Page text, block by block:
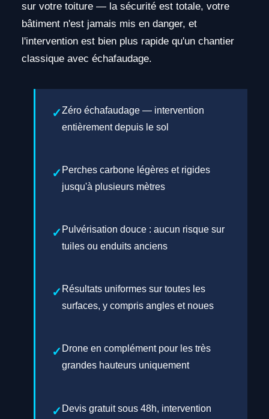
sur votre toiture — la sécurité est totale, votre
bâtiment n'est jamais mis en danger, et
l'intervention est bien plus rapide qu'un chantier
classique avec échafaudage.
Zéro échafaudage — intervention
entièrement depuis le sol
Perches carbone légères et rigides
jusqu'à plusieurs mètres
Pulvérisation douce : aucun risque sur
tuiles ou enduits anciens
Résultats uniformes sur toutes les
surfaces, y compris angles et noues
Drone en complément pour les très
grandes hauteurs uniquement
Devis gratuit sous 48h, intervention